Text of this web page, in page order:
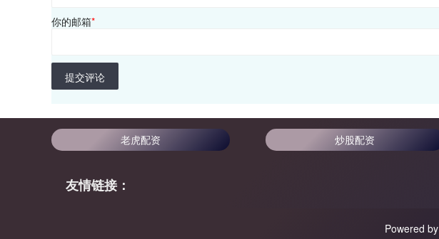
你的邮箱*
提交评论
老虎配资 炒股配资
友情链接：
Powered by